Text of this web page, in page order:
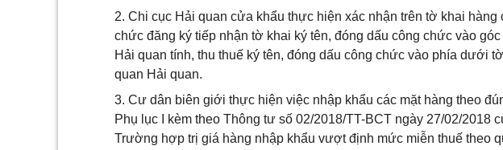
2. Chi cục Hải quan cửa khẩu thực hiện xác nhận trên tờ khai
chức đăng ký tiếp nhận tờ khai ký tên, đóng dấu công chức vào
Hải quan tính, thu thuế ký tên, đóng dấu công chức vào phía dưới
quan Hải quan.
3. Cư dân biên giới thực hiện việc nhập khẩu các mặt hàng theo
Phụ lục I kèm theo Thông tư số 02/2018/TT-BCT ngày 27/02/2018
Trường hợp trị giá hàng nhập khẩu vượt định mức miễn thuế theo